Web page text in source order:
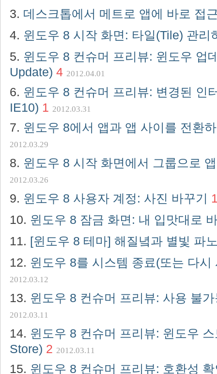
데스크톱에서 메트로 앱에 바로 접
윈도우 8 시작 화면: 타일(Tile) 관리
윈도우 8 컨슈머 프리뷰: 윈도우 업
Update) 4 2012.04.01
윈도우 8 컨슈머 프리뷰: 변경된 인
IE10) 1 2012.03.31
윈도우 8에서 앱과 앱 사이를 전환
2012.03.29
윈도우 8 시작 화면에서 그룹으로
2012.03.26
윈도우 8 사용자 계정: 사진 바꾸기
윈도우 8 잠금 화면: 내 입맛대로
[윈도우 8 테마] 해질녘과 별빛 파
윈도우 8를 시스템 종료(또는 다
2012.03.12
윈도우 8 컨슈머 프리뷰: 사용 불
2012.03.11
윈도우 8 컨슈머 프리뷰: 윈도우
Store) 2 2012.03.11
윈도우 8 컨슈머 프리뷰: 호환성